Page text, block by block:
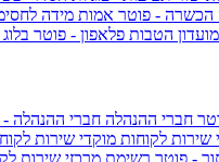
הכשרה - פוטר אמות מידה
מועדון הטבות פלאפון - פוטר בלוג
חברי ההנהלה חברי ההנהלה -
שירות לקוחות מוקדי שירות
תור - פוטר רשימת מרכזי שירות